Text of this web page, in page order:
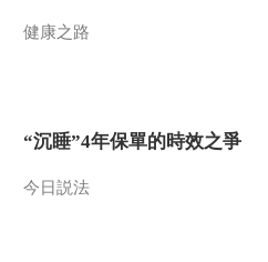
健康之路
“沉睡”4年保單的時效之爭
今日説法